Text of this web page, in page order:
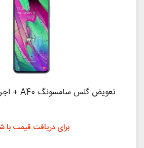
تعویض گلس سامسونگ A40 + اجرت تعویض
برای دریافت قیمت با